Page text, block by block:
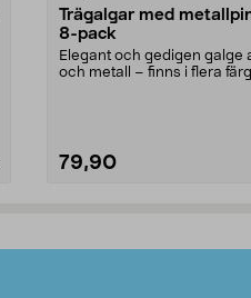
Trägalgar med
8-pack
Elegant och gedigen galge
och metall – finns i flera
79,90